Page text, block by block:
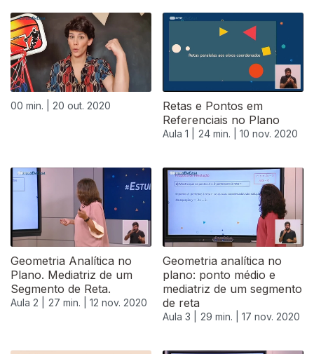
00 min. | 20 out. 2020
Retas e Pontos em
Referenciais no Plano
Aula 1 | 24 min. | 10 nov. 2020
Geometria Analítica no
Plano. Mediatriz de um
Segmento de Reta.
Aula 2 | 27 min. | 12 nov. 2020
Geometria analítica no
plano: ponto médio e
mediatriz de um segmento
de reta
Aula 3 | 29 min. | 17 nov. 2020